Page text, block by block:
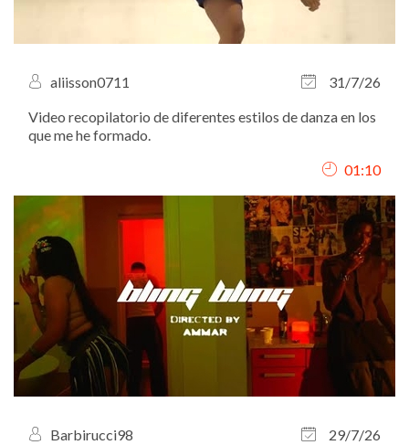
aliisson0711
31/7/26
Video recopilatorio de diferentes estilos de danza en los
que me he formado.
01:10
Barbirucci98 29/7/26